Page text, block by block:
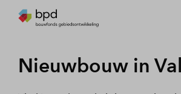
Nieuwbouw in